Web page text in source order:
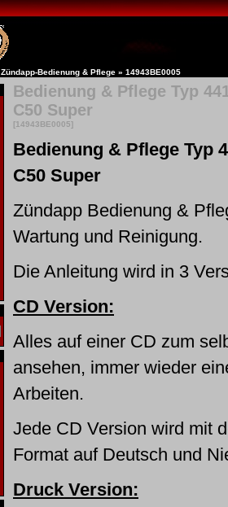
Zündapp-Bedienung & Pflege » 14943BE0005
Bedienung & Pflege Typ
C50 Super
[14943BE0005]
Bedienung & Pflege Typ
C50 Super
Zündapp Bedienung &
Wartung und Reinigung.
Die Anleitung wird in 3
CD Version:
Alles auf einer CD zum
ansehen, immer wieder
Arbeiten.
Jede CD Version wird mit
Format auf Deutsch und
Druck Version: